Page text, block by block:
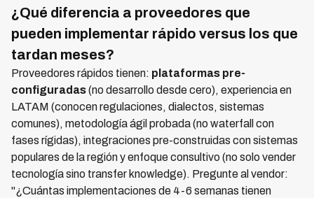
¿Qué diferencia a proveedores que
pueden implementar rápido versus los que
tardan meses?
Proveedores rápidos tienen: plataformas pre-
configuradas(no desarrollo desde cero), experiencia en
LATAM (conocen regulaciones, dialectos, sistemas
comunes), metodología ágil probada (no waterfall con
fases rígidas), integraciones pre-construidas con sistemas
populares de la región y enfoque consultivo (no solo vender
tecnología sino transfer knowledge). Pregunte al vendor:
"¿Cuántas implementaciones de 4-6 semanas tienen